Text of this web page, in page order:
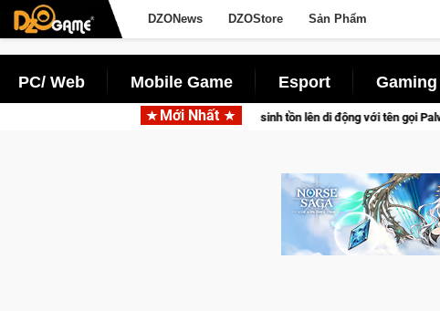
DZONews DZOStore Sản Phẩm
PC/ Web Mobile Game Esport
Mới Nhất
thú sinh tồn lên di động với tên gọi Palworld Online Gia Nhập